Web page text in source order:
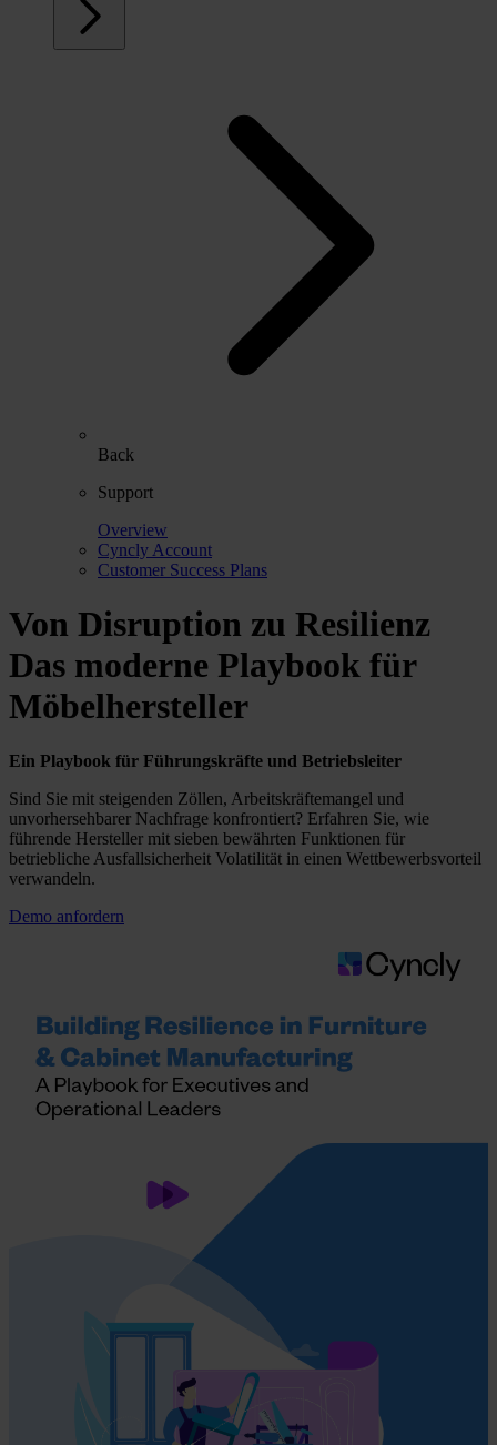
Back
Support
Overview
Cyncly Account
Customer Success Plans
Von Disruption zu Resilienz
Das moderne Playbook für
Möbelhersteller
Ein Playbook für Führungskräfte und Betriebsleiter
Sind Sie mit steigenden Zöllen, Arbeitskräftemangel und
unvorhersehbarer Nachfrage konfrontiert? Erfahren Sie, wie
führende Hersteller mit sieben bewährten Funktionen für
betriebliche Ausfallsicherheit Volatilität in einen Wettbewerbsvorteil
verwandeln.
Demo anfordern